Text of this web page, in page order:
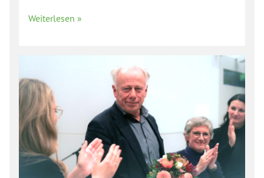
Weiterlesen »